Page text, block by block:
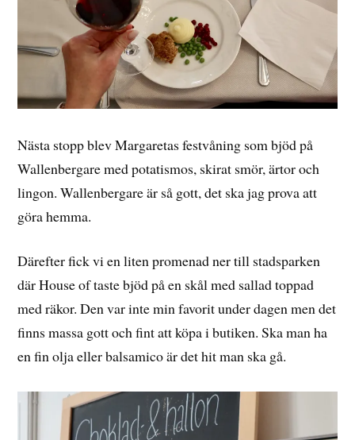
Nästa stopp blev Margaretas festvåning som bjöd på
Wallenbergare med potatismos, skirat smör, ärtor och
lingon. Wallenbergare är så gott, det ska jag prova att
göra hemma.
Därefter fick vi en liten promenad ner till stadsparken
där House of taste bjöd på en skål med sallad toppad
med räkor. Den var inte min favorit under dagen men det
finns massa gott och fint att köpa i butiken. Ska man ha
en fin olja eller balsamico är det hit man ska gå.